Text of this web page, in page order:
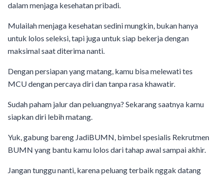
dalam menjaga kesehatan pribadi.
Mulailah menjaga kesehatan sedini mungkin, bukan hanya
untuk lolos seleksi, tapi juga untuk siap bekerja dengan
maksimal saat diterima nanti.
Dengan persiapan yang matang, kamu bisa melewati tes
MCU dengan percaya diri dan tanpa rasa khawatir.
Sudah paham jalur dan peluangnya? Sekarang saatnya kamu
siapkan diri lebih matang.
Yuk, gabung bareng JadiBUMN, bimbel spesialis Rekrutmen
BUMN yang bantu kamu lolos dari tahap awal sampai akhir.
Jangan tunggu nanti, karena peluang terbaik nggak datang